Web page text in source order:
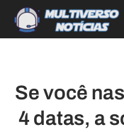
Se você
4 datas, a